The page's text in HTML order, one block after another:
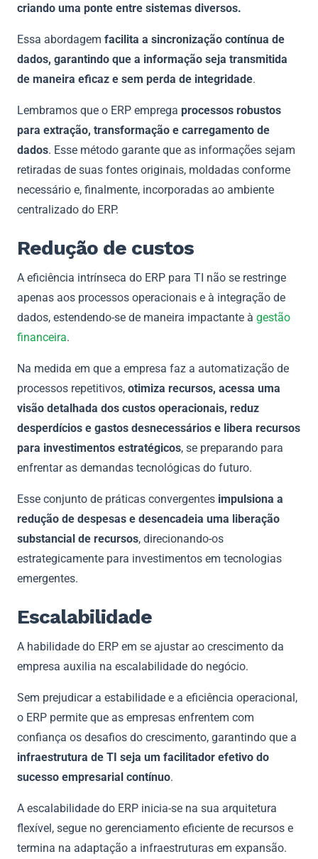
criando uma ponte entre sistemas diversos.
Essa abordagem facilita a sincronização contínua de
dados, garantindo que a informação seja transmitida
de maneira eficaz e sem perda de integridade.
Lembramos que o ERP emprega processos robustos
para extração, transformação e carregamento de
dados. Esse método garante que as informações sejam
retiradas de suas fontes originais, moldadas conforme
necessário e, finalmente, incorporadas ao ambiente
centralizado do ERP.
Redução de custos
A eficiência intrínseca do ERP para TI não se restringe
apenas aos processos operacionais e à integração de
dados, estendendo-se de maneira impactante à gestão
financeira.
Na medida em que a empresa faz a automatização de
processos repetitivos, otimiza recursos, acessa uma
visão detalhada dos custos operacionais, reduz
desperdícios e gastos desnecessários e libera recursos
para investimentos estratégicos, se preparando para
enfrentar as demandas tecnológicas do futuro.
Esse conjunto de práticas convergentes impulsiona a
redução de despesas e desencadeia uma liberação
substancial de recursos, direcionando-os
estrategicamente para investimentos em tecnologias
emergentes.
Escalabilidade
A habilidade do ERP em se ajustar ao crescimento da
empresa auxilia na escalabilidade do negócio.
Sem prejudicar a estabilidade e a eficiência operacional,
o ERP permite que as empresas enfrentem com
confiança os desafios do crescimento, garantindo que a
infraestrutura de TI seja um facilitador efetivo do
sucesso empresarial contínuo.
A escalabilidade do ERP inicia-se na sua arquitetura
flexível, segue no gerenciamento eficiente de recursos e
termina na adaptação a infraestruturas em expansão.